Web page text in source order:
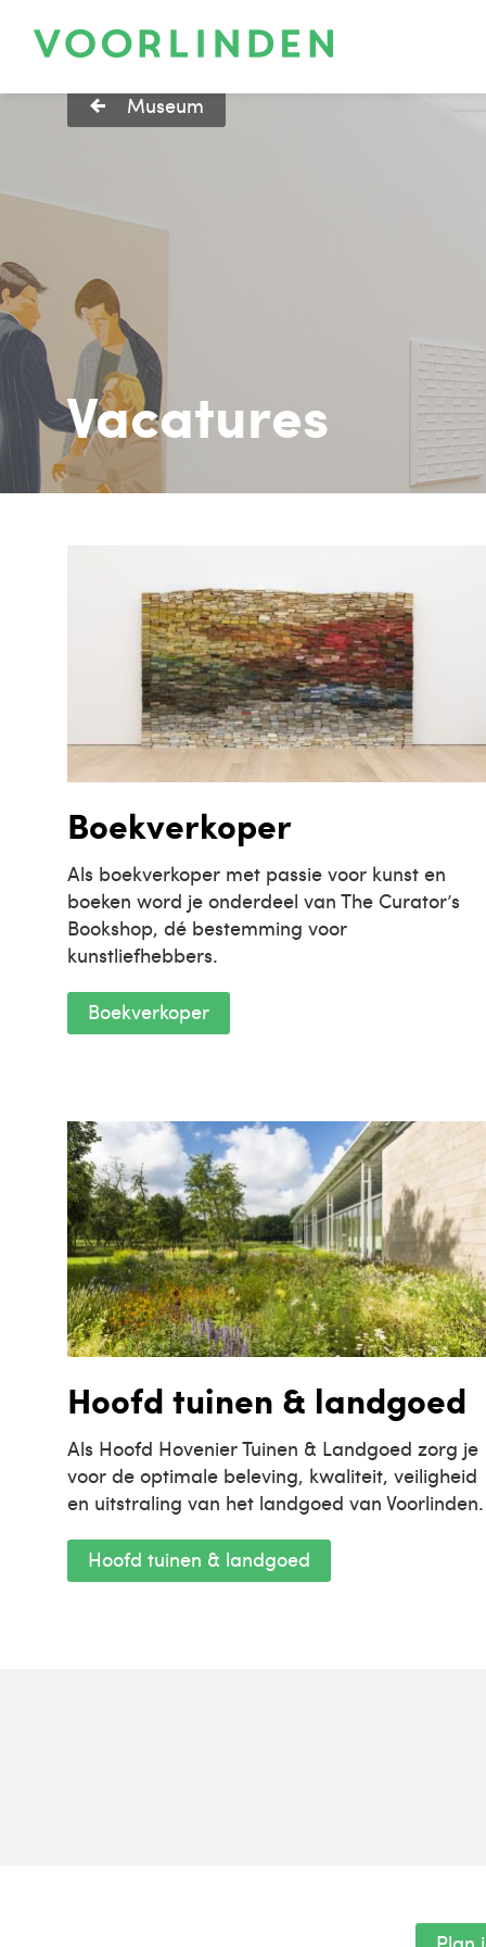
Museum
Vacatures
Boekverkoper
Als boekverkoper met passie voor kunst en
boeken word je onderdeel van The Curator’s
Bookshop, dé bestemming voor
kunstliefhebbers.
Boekverkoper
Hoofd tuinen & landgoed
Als Hoofd Hovenier Tuinen & Landgoed zorg je
voor de optimale beleving, kwaliteit, veiligheid
en uitstraling van het landgoed van Voorlinden.
Hoofd tuinen & landgoed